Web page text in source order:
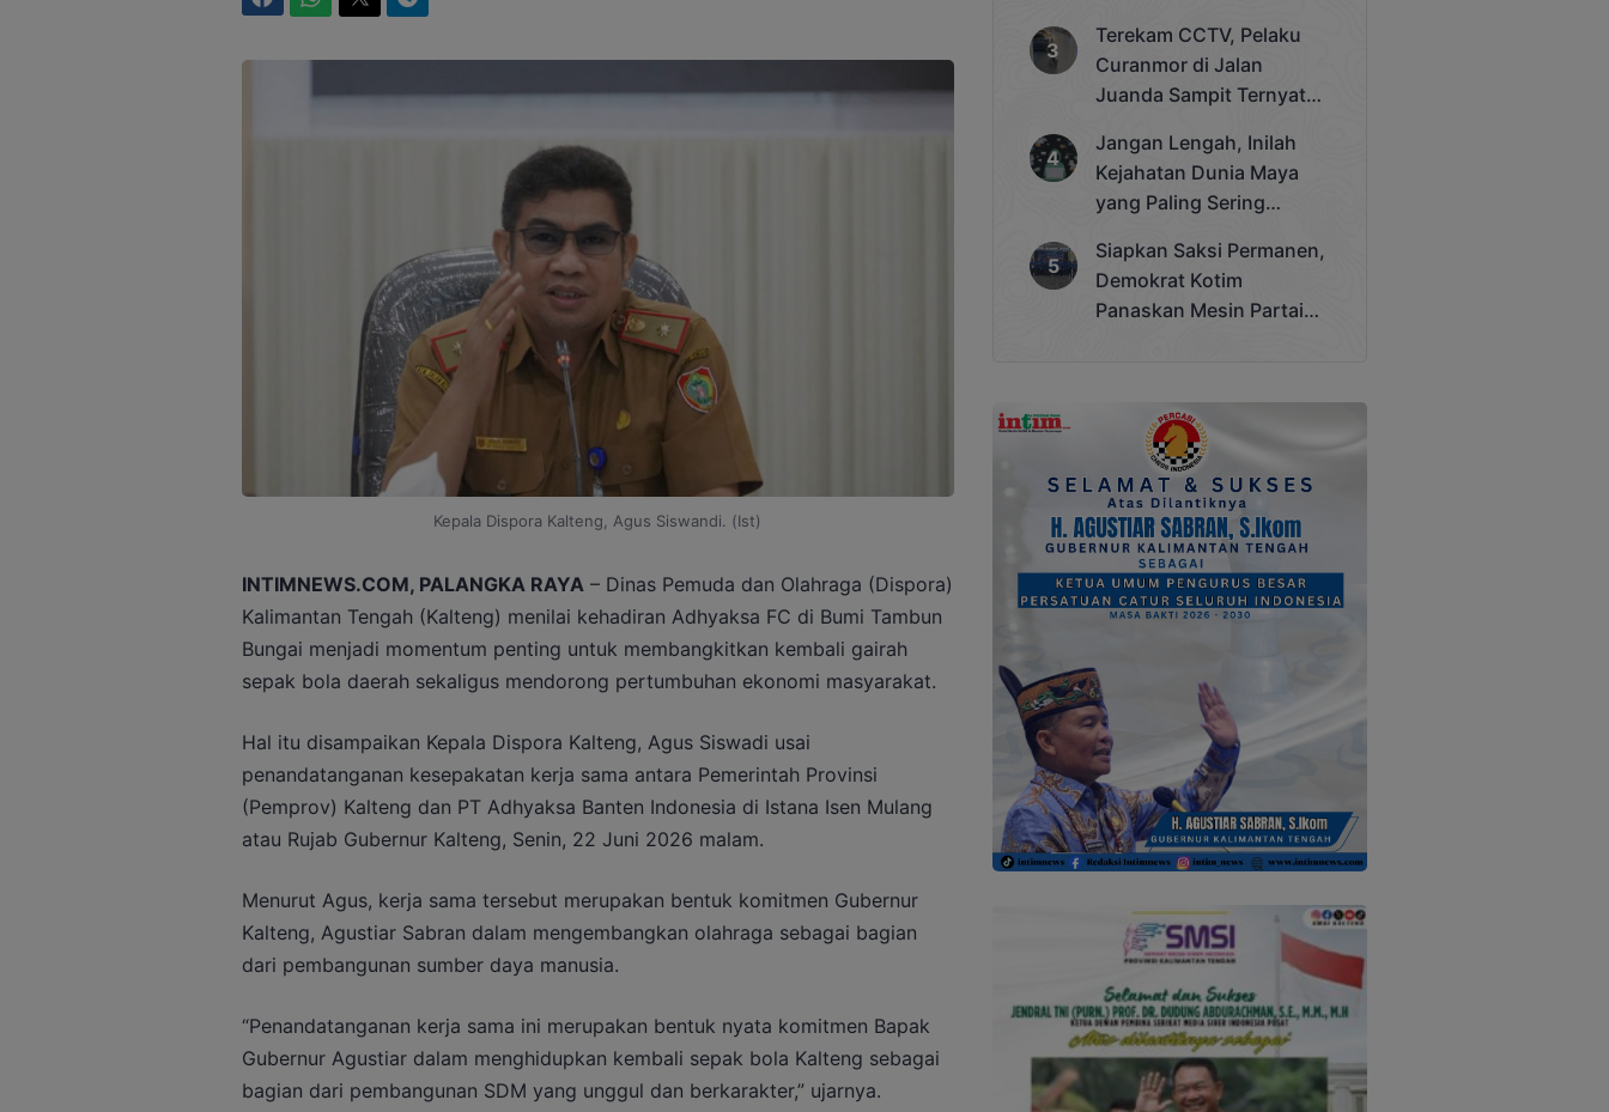
Kepala Dispora Kalteng, Agus Siswandi. (Ist)
INTIMNEWS.COM, PALANGKA RAYA – Dinas Pemuda dan Olahraga (Dispora)
Kalimantan Tengah (Kalteng) menilai kehadiran Adhyaksa FC di Bumi Tambun
Bungai menjadi momentum penting untuk membangkitkan kembali gairah
sepak bola daerah sekaligus mendorong pertumbuhan ekonomi masyarakat.
Hal itu disampaikan Kepala Dispora Kalteng, Agus Siswadi usai
penandatanganan kesepakatan kerja sama antara Pemerintah Provinsi
(Pemprov) Kalteng dan PT Adhyaksa Banten Indonesia di Istana Isen Mulang
atau Rujab Gubernur Kalteng, Senin, 22 Juni 2026 malam.
Menurut Agus, kerja sama tersebut merupakan bentuk komitmen Gubernur
Kalteng, Agustiar Sabran dalam mengembangkan olahraga sebagai bagian
dari pembangunan sumber daya manusia.
“Penandatanganan kerja sama ini merupakan bentuk nyata komitmen Bapak
Gubernur Agustiar dalam menghidupkan kembali sepak bola Kalteng sebagai
bagian dari pembangunan SDM yang unggul dan berkarakter,” ujarnya.
Cup 2025
Terekam CCTV, Pelaku
Curanmor di Jalan
Juanda Sampit Ternyata
Jangan Lengah, Inilah
Kejahatan Dunia Maya
yang Paling Sering
Siapkan Saksi Permanen,
Demokrat Kotim
Panaskan Mesin Partai